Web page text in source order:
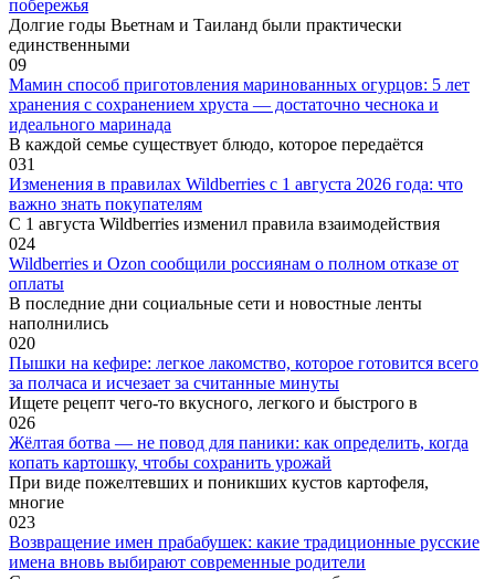
побережья
Долгие годы Вьетнам и Таиланд были практически
единственными
09
Мамин способ приготовления маринованных огурцов: 5 лет
хранения с сохранением хруста — достаточно чеснока и
идеального маринада
В каждой семье существует блюдо, которое передаётся
031
Изменения в правилах Wildberries с 1 августа 2026 года: что
важно знать покупателям
С 1 августа Wildberries изменил правила взаимодействия
024
Wildberries и Ozon сообщили россиянам о полном отказе от
оплаты
В последние дни социальные сети и новостные ленты
наполнились
020
Пышки на кефире: легкое лакомство, которое готовится всего
за полчаса и исчезает за считанные минуты
Ищете рецепт чего-то вкусного, легкого и быстрого в
026
Жёлтая ботва — не повод для паники: как определить, когда
копать картошку, чтобы сохранить урожай
При виде пожелтевших и поникших кустов картофеля,
многие
023
Возвращение имен прабабушек: какие традиционные русские
имена вновь выбирают современные родители